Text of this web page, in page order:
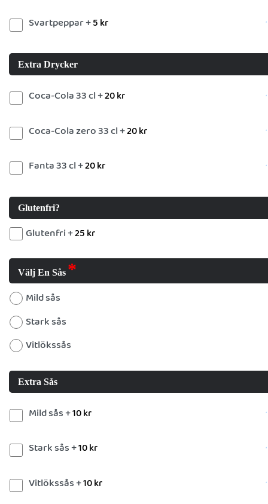
Svartpeppar +5 kr
Extra Drycker
Coca-Cola 33 cl +20kr
Coca-Cola zero 33 cl +20kr
Fanta 33 cl +20kr
Glutenfri?
Glutenfri +25 kr
Välj En Sås
Mild sås
Stark sås
Vitlökssås
Extra Sås
Mild sås +10kr
Stark sås +10kr
Vitlökssås +10kr